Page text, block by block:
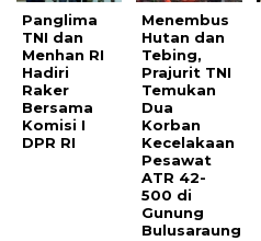
Panglima
TNI dan
Menhan RI
Hadiri
Raker
Bersama
Komisi I
DPR RI
Menembus
Hutan dan
Tebing,
Prajurit TNI
Temukan
Dua
Korban
Kecelakaan
Pesawat
ATR 42-
500 di
Gunung
Bulusaraung